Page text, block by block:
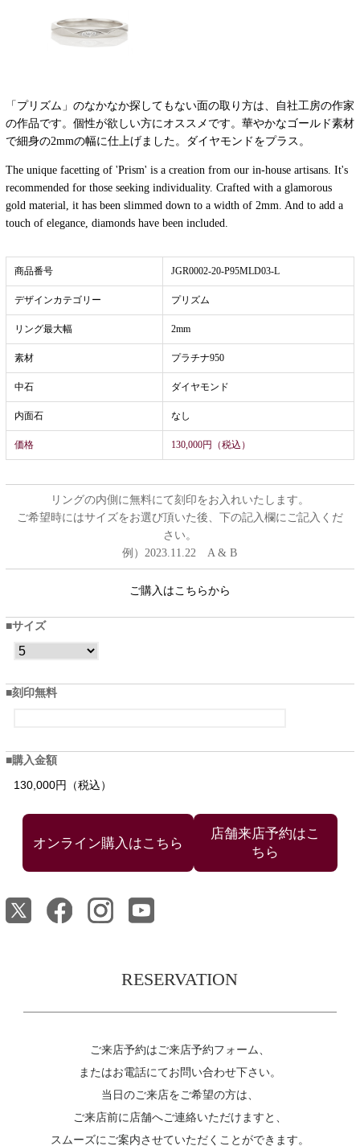
「プリズム」のなかなか探してもない面の取り方は、自社工房の作家
の作品です。個性が欲しい方にオススメです。華やかなゴールド素材
で細身の2mmの幅に仕上げました。ダイヤモンドをプラス。
The unique facetting of 'Prism' is a creation from our in-house artisans. It's
recommended for those seeking individuality. Crafted with a glamorous
gold material, it has been slimmed down to a width of 2mm. And to add a
touch of elegance, diamonds have been included.
商品番号 JGR0002-20-P95MLD03-L
デザインカテゴリー プリズム
リング最大幅 2mm
素材 プラチナ950
中石 ダイヤモンド
内面石 なし
価格 130,000円（税込）
リングの内側に無料にて刻印をお入れいたします。
ご希望時にはサイズをお選び頂いた後、下の記入欄にご記入くだ
さい。
例）2023.11.22 A & B
ご購入はこちらから
サイズ
刻印無料
購入金額
130,000円（税込）
店舗来店予約はこ
ちら
RESERVATION
ご来店予約はご来店予約フォーム、
またはお電話にてお問い合わせ下さい。
当日のご来店をご希望の方は、
ご来店前に店舗へご連絡いただけますと、
スムーズにご案内させていただくことができます。